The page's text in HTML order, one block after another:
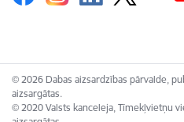
© 2026 Dabas aizsardzības pārvalde,
aizsargātas.
© 2020 Valsts kanceleja, Tīmekļvietņu